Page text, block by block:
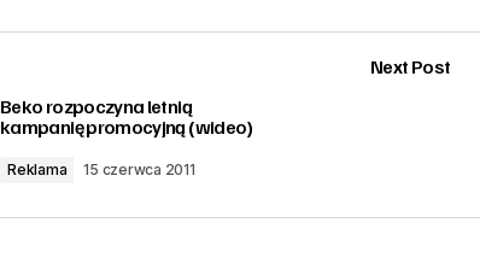
zalogować
Beko rozpoczyna letnią
kampanię promocyjną (wideo)
Reklama 15 czerwca 2011
Next Post